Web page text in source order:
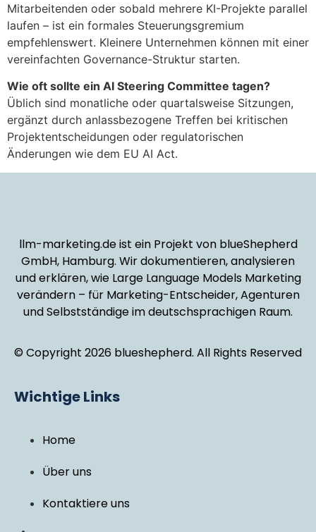
Mitarbeitenden oder sobald mehrere KI-Projekte parallel
laufen – ist ein formales Steuerungsgremium
empfehlenswert. Kleinere Unternehmen können mit einer
vereinfachten Governance-Struktur starten.
Wie oft sollte ein AI Steering Committee tagen?
Üblich sind monatliche oder quartalsweise Sitzungen,
ergänzt durch anlassbezogene Treffen bei kritischen
Projektentscheidungen oder regulatorischen
Änderungen wie dem EU AI Act.
llm-marketing.de ist ein Projekt von blueShepherd
GmbH, Hamburg. Wir dokumentieren, analysieren
und erklären, wie Large Language Models Marketing
verändern – für Marketing-Entscheider, Agenturen
und Selbstständige im deutschsprachigen Raum.
© Copyright 2026 blueshepherd. All Rights Reserved
Wichtige Links
Home
Über uns
Kontaktiere uns